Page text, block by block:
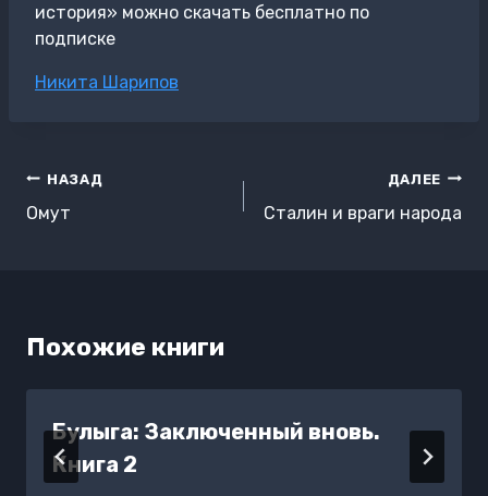
история» можно скачать бесплатно по
подписке
Метки
Никита Шарипов
Навигация
по
НАЗАД
Омут
ДАЛЕЕ
Сталин и враги народа
Похожие книги
Булыга: Заключенный вновь.
Книга 2